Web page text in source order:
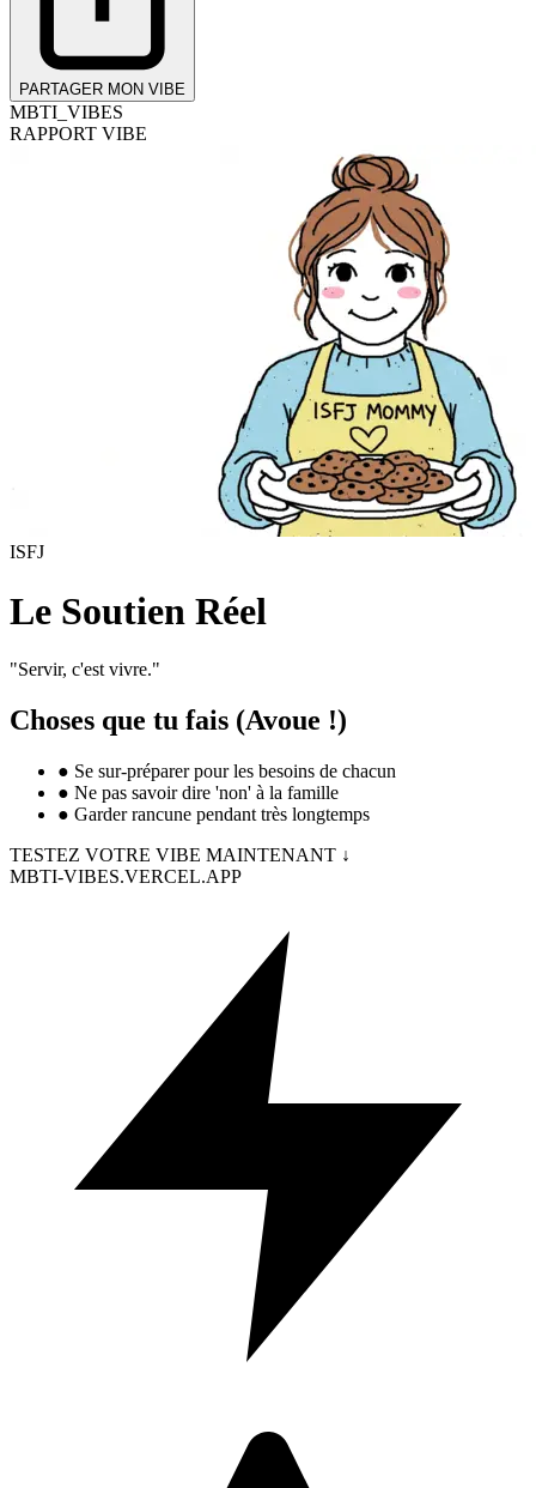
PARTAGER MON VIBE
MBTI_VIBES
RAPPORT VIBE
ISFJ
Le Soutien Réel
"Servir, c'est vivre."
Choses que tu fais (Avoue !)
● Se sur-préparer pour les besoins de chacun
● Ne pas savoir dire 'non' à la famille
● Garder rancune pendant très longtemps
TESTEZ VOTRE VIBE MAINTENANT ↓
MBTI-VIBES.VERCEL.APP